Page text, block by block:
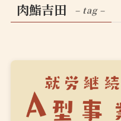
肉鮨吉田 – tag –